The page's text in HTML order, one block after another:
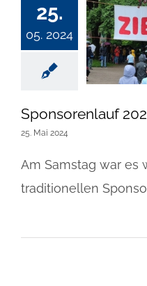
25.
05. 2024
Sponsorenlauf
25. Mai 2024
Am Samstag war es
traditionellen